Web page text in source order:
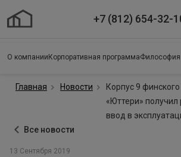
+7 (812) 654-32-
О компании Корпоративная программа
Главная Новости
Корпус 9
«Юттери»
ввод в
Все новости
13 Сентября 2019